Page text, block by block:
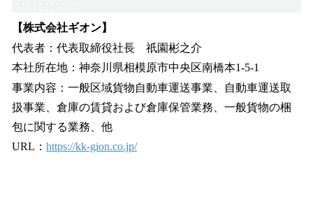
【株式会社ギオン】
代表者：代表取締役社長 祇󠄀園彬之介
本社所在地：神奈川県相模原市中央区南橋本1-5-1
事業内容：一般区域貨物自動車運送事業、自動車運送取
扱事業、倉庫の賃貸および倉庫保管業務、一般貨物の梱
包に関する業務、他
URL： https://kk-gion.co.jp/